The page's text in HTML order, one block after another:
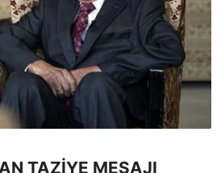
TAZİYE MESAJI